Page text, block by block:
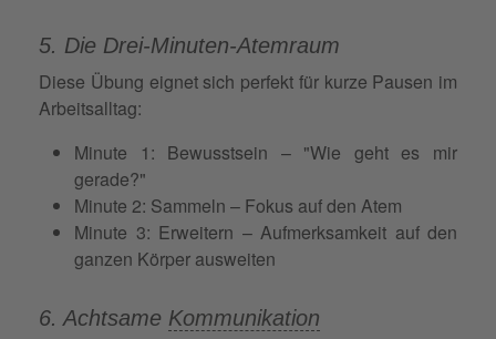
5. Die Drei-Minuten-Atemraum
Diese Übung eignet sich perfekt für kurze Pausen im
Arbeitsalltag:
Minute 1: Bewusstsein – "Wie geht es mir
gerade?"
Minute 2: Sammeln – Fokus auf den Atem
Minute 3: Erweitern – Aufmerksamkeit auf den
ganzen Körper ausweiten
6. Achtsame Kommunikation